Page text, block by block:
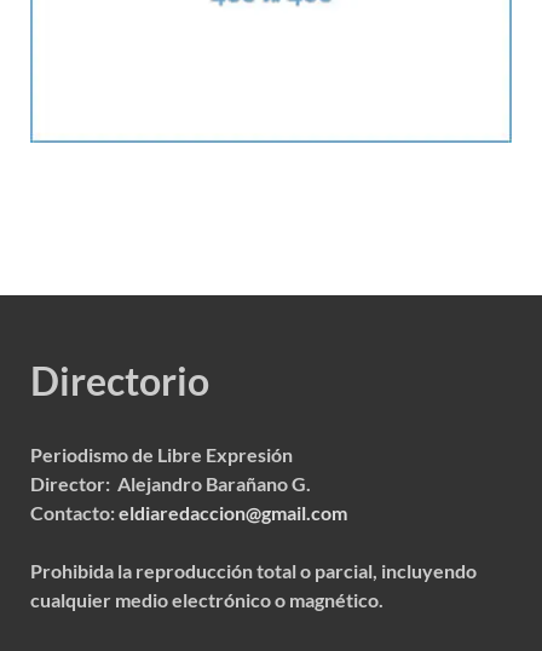
Directorio
Periodismo de Libre Expresión
Director: Alejandro Barañano G.
Contacto:eldiaredaccion@gmail.com
Prohibida la reproducción total o parcial, incluyendo
cualquier medio electrónico o magnético.